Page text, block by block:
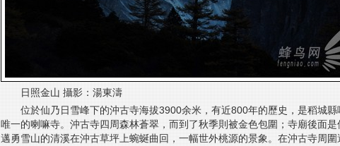
日照金山 攝影：湯東濤
位於仙乃日雪峰下的沖古寺海拔3900余米，有近800年的歷史，是稻城
唯一的喇嘛寺。沖古寺四周森林蒼翠，而到了秋季則被金色包圍；寺廟後面
邁勇雪山的清溪在沖古草坪上蜿蜒曲回，一幅世外桃源的景象。在沖古寺周